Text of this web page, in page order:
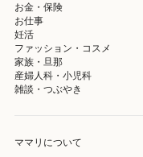
お金・保険
お仕事
妊活
ファッション・コスメ
家族・旦那
産婦人科・小児科
雑談・つぶやき
ママリについて